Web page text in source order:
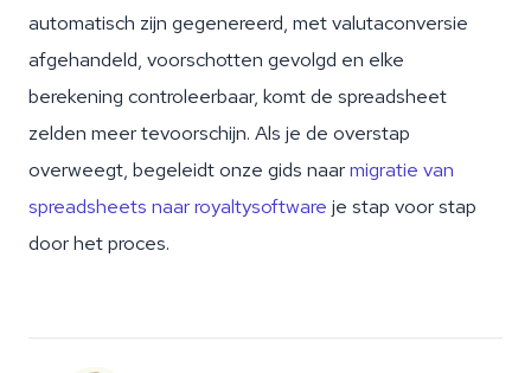
automatisch zijn gegenereerd, met valutaconversie
afgehandeld, voorschotten gevolgd en elke
berekening controleerbaar, komt de spreadsheet
zelden meer tevoorschijn. Als je de overstap
overweegt, begeleidt onze gids naarmigratie van
spreadsheets naar royaltysoftware je stap voor stap
door het proces.